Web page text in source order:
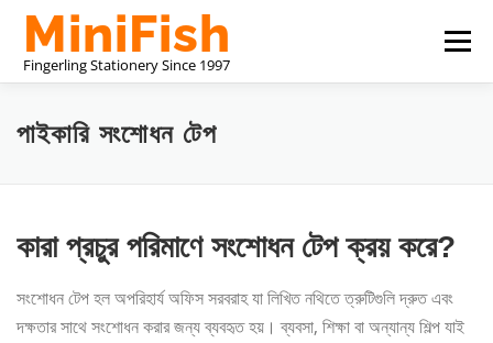
এড়িয়ে
মেনু
চীন স্টেশনারি প্রস্তুতকারক আমাদের সম্পর্কে
পাইকারি সংশোধন টেপ
কারা প্রচুর পরিমাণে সংশোধন টেপ ক্রয় করে?
সংশোধন টেপ হল অপরিহার্য অফিস সরবরাহ যা লিখিত নথিতে ত্রুটিগুলি দ্রুত এবং
দক্ষতার সাথে সংশোধন করার জন্য ব্যবহৃত হয়। ব্যবসা, শিক্ষা বা অন্যান্য শিল্প যাই